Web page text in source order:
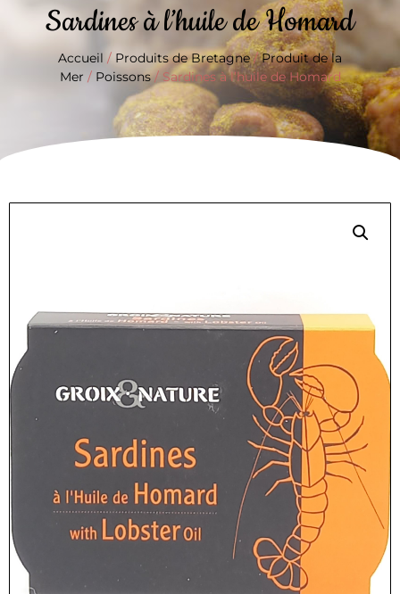
Sardines à l’huile de Homard
Accueil / Produits de Bretagne/Produit de la
Mer / Poissons/ Sardines à l’huile de Homard